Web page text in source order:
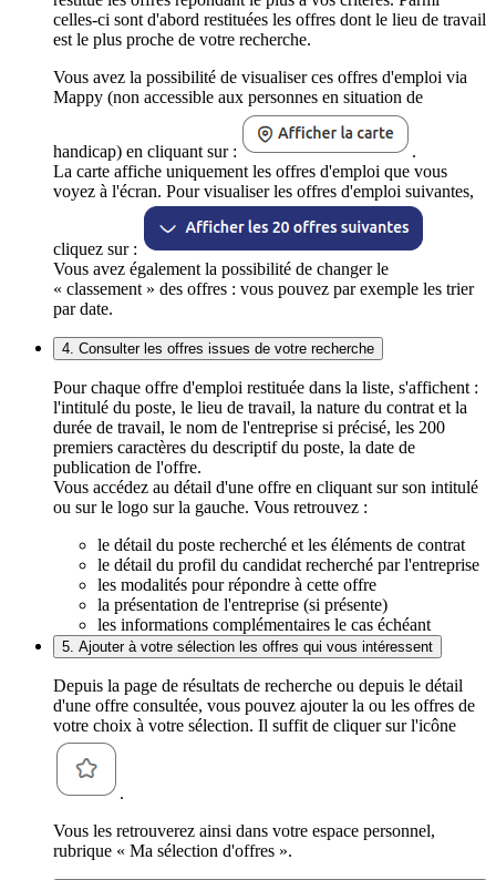
celles-ci sont d'abord restituées les offres dont le lieu de travail
est le plus proche de votre recherche.
Vous avez la possibilité de visualiser ces offres d'emploi via
Mappy (non accessible aux personnes en situation de
handicap) en cliquant sur :
.
La carte affiche uniquement les offres d'emploi que vous
voyez à l'écran. Pour visualiser les offres d'emploi suivantes,
cliquez sur :
Vous avez également la possibilité de changer le
« classement » des offres : vous pouvez par exemple les trier
par date.
4. Consulter les offres issues de votre recherche
Pour chaque offre d'emploi restituée dans la liste, s'affichent :
l'intitulé du poste, le lieu de travail, la nature du contrat et la
durée de travail, le nom de l'entreprise si précisé, les 200
premiers caractères du descriptif du poste, la date de
publication de l'offre.
Vous accédez au détail d'une offre en cliquant sur son intitulé
ou sur le logo sur la gauche. Vous retrouvez :
le détail du poste recherché et les éléments de contrat
le détail du profil du candidat recherché par l'entreprise
les modalités pour répondre à cette offre
la présentation de l'entreprise (si présente)
les informations complémentaires le cas échéant
5. Ajouter à votre sélection les offres qui vous intéressent
Depuis la page de résultats de recherche ou depuis le détail
d'une offre consultée, vous pouvez ajouter la ou les offres de
votre choix à votre sélection. Il suffit de cliquer sur l'icône
.
Vous les retrouverez ainsi dans votre espace personnel,
rubrique « Ma sélection d'offres ».